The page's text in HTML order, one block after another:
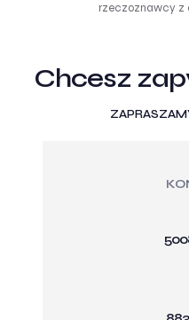
rzeczoznawcy z
Chcesz